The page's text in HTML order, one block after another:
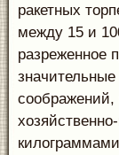
ракетных
между 15 и
разреженное
соображений,